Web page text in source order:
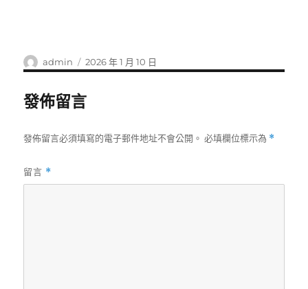
作
者
admin
發
佈
2026 年 1 月 10 日
發佈留言
發佈留言必須填寫的電子郵件地址不會公開。 必填欄位標示為 *
留言 *